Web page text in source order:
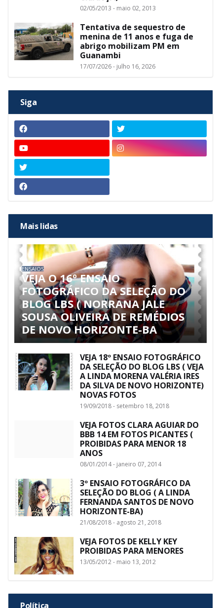
02/05/2013 - maio 02, 2013
Tentativa de sequestro de
menina de 11 anos e fuga de
abrigo mobilizam PM em
Guanambi
17/07/2026 - julho 16, 2026
Siga
Mais lidas
ENSAIOS
VEJA O 16º ENSAIO
FOTOGRÁFICO DA SELEÇÃO DO
BLOG LBS ( NORRANA JALE
SOUSA OLIVEIRA DE REMÉDIOS
DE NOVO HORIZONTE-BA
VEJA 18º ENSAIO FOTOGRÁFICO
DA SELEÇÃO DO BLOG LBS ( VEJA
A LINDA MORENA VALÉRIA IRES
DA SILVA DE NOVO HORIZONTE)
NOVAS FOTOS
19/09/2018 - setembro 18, 2018
VEJA FOTOS CLARA AGUIAR DO
BBB 14 EM FOTOS PICANTES (
PROIBIDAS PARA MENOR 18
ANOS
08/01/2014 - janeiro 07, 2014
3º ENSAIO FOTOGRÁFICO DA
SELEÇÃO DO BLOG ( A LINDA
FERNANDA SANTOS DE NOVO
HORIZONTE-BA)
21/08/2018 - agosto 21, 2018
VEJA FOTOS DE KELLY KEY
PROIBIDAS PARA MENORES
13/05/2012 - maio 13, 2012
Política